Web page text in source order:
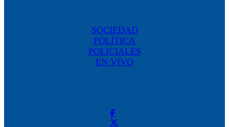
SOCIEDAD
POLÍTICA
POLICIALES
EN VIVO